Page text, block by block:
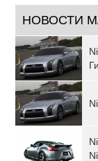
НОВОСТИ